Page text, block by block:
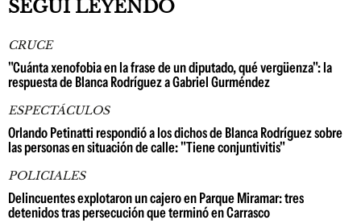
SEGUÍ LEYENDO
CRUCE
"Cuánta xenofobia en la frase de un diputado, qué vergüenza": la
respuesta de Blanca Rodríguez a Gabriel Gurméndez
ESPECTÁCULOS
Orlando Petinatti respondió a los dichos de Blanca Rodríguez sobre
las personas en situación de calle: "Tiene conjuntivitis"
POLICIALES
Delincuentes explotaron un cajero en Parque Miramar: tres
detenidos tras persecución que terminó en Carrasco